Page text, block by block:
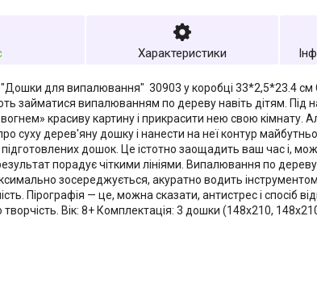
Характеристики
"Дошки для випалювання" 30903 у коробці 33*2,5*23.4 см
займатися випалюванням по дереву навіть дітям. Під
красиву картину і прикрасити нею свою кімнату.
суху дерев'яну дошку і нанести на неї контур
дошок. Це істотно заощадить ваш час і,
порадує чіткими лініями. Випалювання по
зосереджується, акуратно водить
Пірографія — це, можна сказати, антистрес і спосіб
Вік: 8+ Комплектація: 3 дошки (148х210,